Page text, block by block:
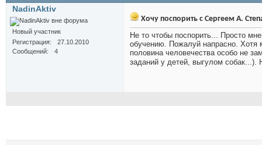
NadinAktiv
Новый участник
Регистрация
27.10.2010
Сообщений
4
Хочу поспорить с Сергеем А.
Не то чтобы поспорить... Просто
обучению. Пожалуй напрасно. Хотя
половина человечества особо не
заданий у детей, выгулом собак...).